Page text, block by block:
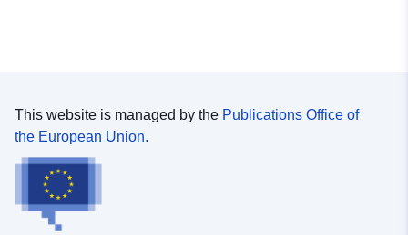
This website is managed by the Publications Office of
the European Union.